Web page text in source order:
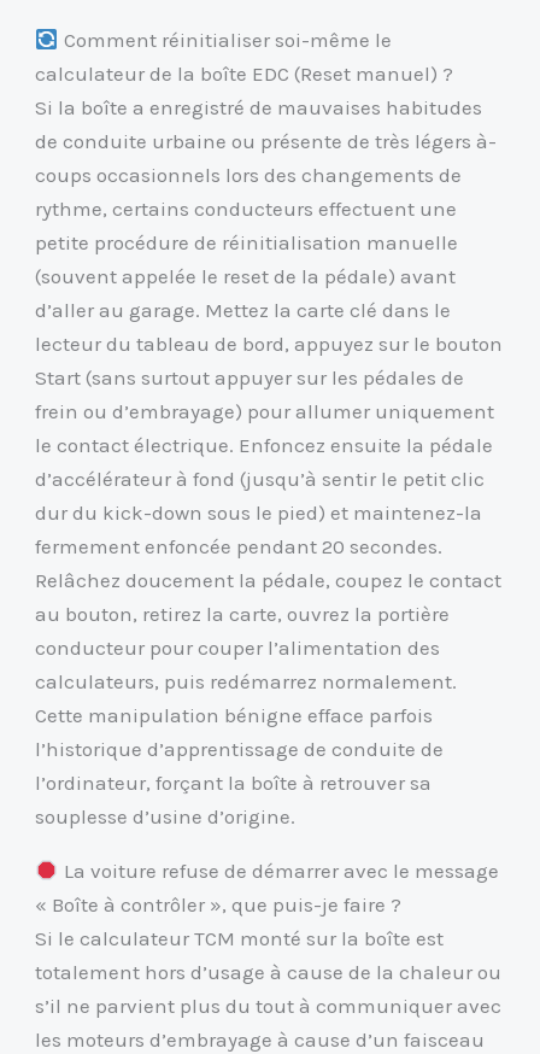
Comment réinitialiser soi-même le
calculateur de la boîte EDC (Reset manuel) ?
Si la boîte a enregistré de mauvaises habitudes
de conduite urbaine ou présente de très légers à-
coups occasionnels lors des changements de
rythme, certains conducteurs effectuent une
petite procédure de réinitialisation manuelle
(souvent appelée le reset de la pédale) avant
d’aller au garage. Mettez la carte clé dans le
lecteur du tableau de bord, appuyez sur le bouton
Start (sans surtout appuyer sur les pédales de
frein ou d’embrayage) pour allumer uniquement
le contact électrique. Enfoncez ensuite la pédale
d’accélérateur à fond (jusqu’à sentir le petit clic
dur du kick-down sous le pied) et maintenez-la
fermement enfoncée pendant 20 secondes.
Relâchez doucement la pédale, coupez le contact
au bouton, retirez la carte, ouvrez la portière
conducteur pour couper l’alimentation des
calculateurs, puis redémarrez normalement.
Cette manipulation bénigne efface parfois
l’historique d’apprentissage de conduite de
l’ordinateur, forçant la boîte à retrouver sa
souplesse d’usine d’origine.
La voiture refuse de démarrer avec le message
« Boîte à contrôler », que puis-je faire ?
Si le calculateur TCM monté sur la boîte est
totalement hors d’usage à cause de la chaleur ou
s’il ne parvient plus du tout à communiquer avec
les moteurs d’embrayage à cause d’un faisceau